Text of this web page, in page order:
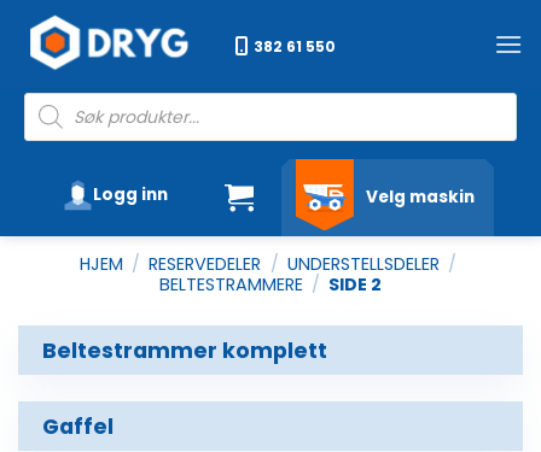
content
382 61 550
Products
search
Velg maskin
Logg inn
HJEM / RESERVEDELER / UNDERSTELLSDELER /
BELTESTRAMMERE / SIDE 2
Beltestrammer komplett
Gaffel